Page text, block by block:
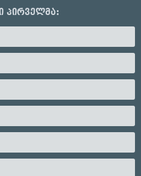
პირველმა: